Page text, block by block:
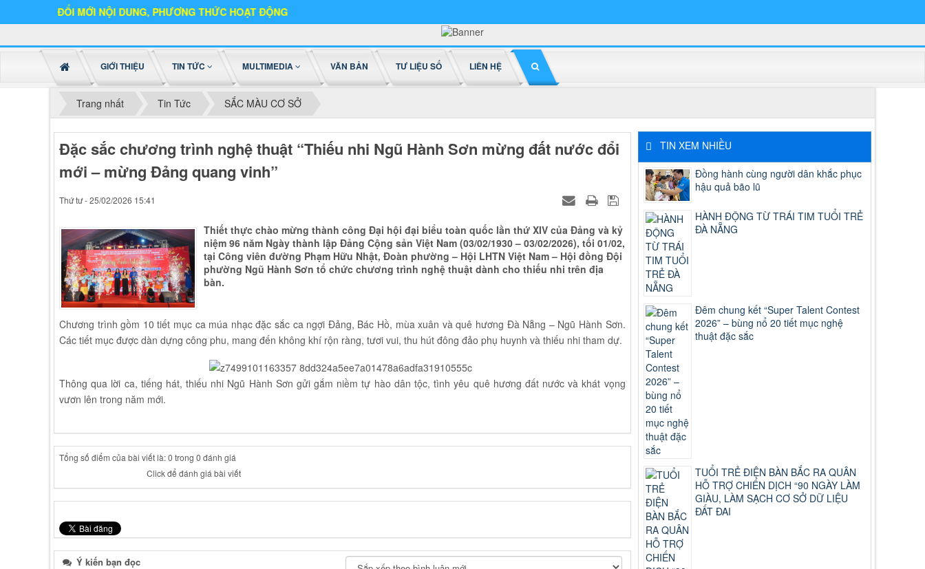
MỚI NỘI DUNG, PHƯƠNG THỨC HOẠT ĐỘNG
GIỚI THIỆU TIN TỨC MULTIMEDIA VĂN BẢN TƯ LIỆU SỐ LIÊN HỆ
Trang nhất Tin Tức SẮC MÀU CƠ SỞ
Đặc sắc chương trình nghệ thuật “Thiếu nhi Ngũ Hành Sơn mừng đất nước đổi
mới – mừng Đảng quang vinh”
Thứ tư - 25/02/2026 15:41
Thiết thực chào mừng thành công Đại hội đại biểu toàn quốc lần thứ XIV của Đảng và kỷ
niệm 96 năm Ngày thành lập Đảng Cộng sản Việt Nam (03/02/1930 – 03/02/2026), tối 01/02,
tại Công viên đường Phạm Hữu Nhật, Đoàn phường – Hội LHTN Việt Nam – Hội đồng Đội
phường Ngũ Hành Sơn tổ chức chương trình nghệ thuật dành cho thiếu nhi trên địa
bàn.
Chương trình gồm 10 tiết mục ca múa nhạc đặc sắc ca ngợi Đảng, Bác Hồ, mùa xuân và quê hương Đà Nẵng – Ngũ Hành Sơn.
Các tiết mục được dàn dựng công phu, mang đến không khí rộn ràng, tươi vui, thu hút đông đảo phụ huynh và thiếu nhi tham dự.
Thông qua lời ca, tiếng hát, thiếu nhi Ngũ Hành Sơn gửi gắm niềm tự hào dân tộc, tình yêu quê hương đất nước và khát vọng
vươn lên trong năm mới.
Tổng số điểm của bài viết là: 0 trong 0 đánh giá
Click để đánh giá bài viết
Ý kiến bạn đọc
TIN XEM NHIỀU
Đồng hành cùng người dân khắc phục
hậu quả bão lũ
HÀNH ĐỘNG TỪ TRÁI TIM TUỔI TRẺ
ĐÀ NẴNG
Đêm chung kết “Super Talent Contest
2026” – bùng nổ 20 tiết mục nghệ
thuật đặc sắc
TUỔI TRẺ ĐIỆN BÀN BẮC RA QUÂN
HỖ TRỢ CHIẾN DỊCH “90 NGÀY LÀM
GIÀU, LÀM SẠCH CƠ SỞ DỮ LIỆU
ĐẤT ĐAI